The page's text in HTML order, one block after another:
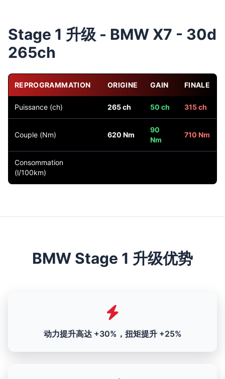
Stage 1 升级 - BMW X7 - 30d
265ch
REPROGRAMMATION ORIGINE GAIN FINALE
Puissance (ch) 265 ch 50 ch 315 ch
Couple (Nm) 620 Nm
90
Nm
710 Nm
Consommation
(l/100km)
BMW Stage 1 升级优势
动力提升高达 +30%，扭矩提升 +25%